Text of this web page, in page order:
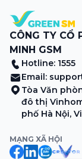
CÔNG TY CỔ
MINH GSM
Hotline: 1555
Email:
Tòa Văn
đô thị
phố Hà Nội,
MẠNG XÃ HỘI